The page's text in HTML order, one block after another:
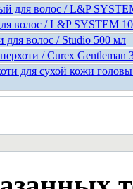
для волос / L&P
волос / L&P SYSTEM
для волос / Studio 500 мл
/ Curex Gentleman
для сухой кожи